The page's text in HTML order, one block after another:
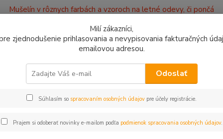
Mušelín v rôznych farbách a vzoroch na letné odevy, či pončá
a teplákovina Úplet Jednorožec na modrej
Jednorožec na modrej
Milí zákazníci,
zjednodušenie prihlasovania a nevypisovania fakturačných
emailovou adresou.
Odoslať
Súhlasím so spracovaním osobných údajov pre účely registrácie.
Prajem si odoberať novinky e-mailom podľa podmienok spracovania osobných údajov.